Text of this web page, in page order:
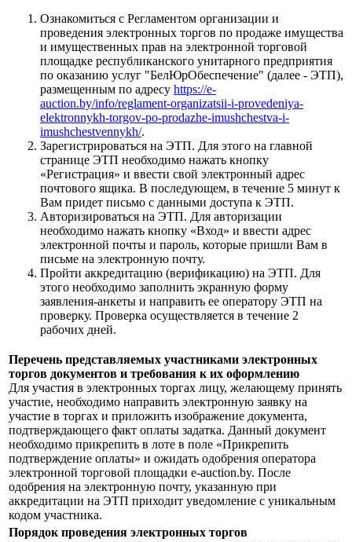
Ознакомиться с Регламентом организации и
проведения электронных торгов по продаже имущества
и имущественных прав на электронной торговой
площадке республиканского унитарного предприятия
по оказанию услуг "БелЮрОбеспечение" (далее - ЭТП),
размещенным по адресу https://e-
auction.by/info/reglament-organizatsii-i-provedeniya-
elektronnykh-torgov-po-prodazhe-imushchestva-i-
imushchestvennykh/.
Зарегистрироваться на ЭТП. Для этого на главной
странице ЭТП необходимо нажать кнопку
«Регистрация» и ввести свой электронный адрес
почтового ящика. В последующем, в течение 5 минут к
Вам придет письмо с данными доступа к ЭТП.
Авторизироваться на ЭТП. Для авторизации
необходимо нажать кнопку «Вход» и ввести адрес
электронной почты и пароль, которые пришли Вам в
письме на электронную почту.
Пройти аккредитацию (верификацию) на ЭТП. Для
этого необходимо заполнить экранную форму
заявления-анкеты и направить ее оператору ЭТП на
проверку. Проверка осуществляется в течение 2
рабочих дней.
Перечень представляемых участниками электронных
торгов документов и требования к их оформлению
Для участия в электронных торгах лицу, желающему принять
участие, необходимо направить электронную заявку на
участие в торгах и приложить изображение документа,
подтверждающего факт оплаты задатка. Данный документ
необходимо прикрепить в лоте в поле «Прикрепить
подтверждение оплаты» и ожидать одобрения оператора
электронной торговой площадки e-auction.by. После
одобрения на электронную почту, указанную при
аккредитации на ЭТП приходит уведомление с уникальным
кодом участника.
Порядок проведения электронных торгов